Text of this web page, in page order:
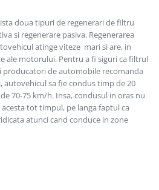
doua tipuri de regenerari de filtru
si regenerare pasiva. Regenerarea
atinge viteze mari si are, in
ale motorului. Pentru a fi siguri ca filtrul
producatori de automobile recomanda
autovehicul sa fie condus timp de 20
70-75 km/h. Insa, condusul in oras nu
tot timpul, pe langa faptul ca
atunci cand conduce in zone